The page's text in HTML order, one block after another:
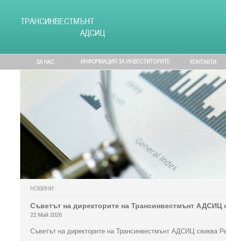
Съветът на директорите на Трансинвестмънт
22 Май 2026
Съветът на директорите на Трансинвестмънт АДСИЦ свиква